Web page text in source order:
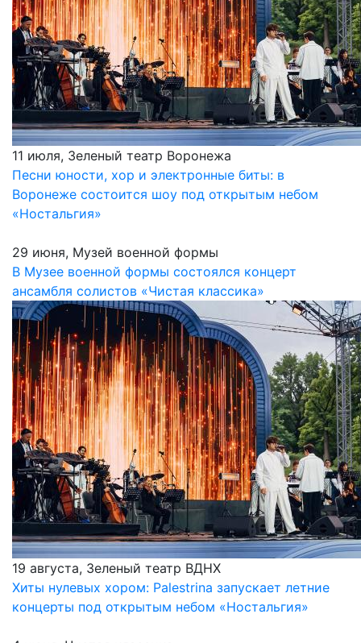
11 июля, Зеленый театр Воронежа
Песни юности, хор и электронные биты: в
Воронеже состоится шоу под открытым небом
«Ностальгия»
29 июня, Музей военной формы
В Музее военной формы состоялся концерт
ансамбля солистов «Чистая классика»
19 августа, Зеленый театр ВДНХ
Хиты нулевых хором: Palestrina запускает летние
концерты под открытым небом «Ностальгия»